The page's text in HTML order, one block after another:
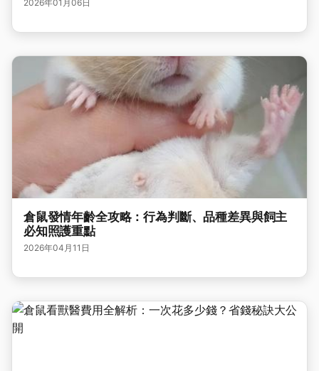
2026年01月06日
倉鼠發情年齡全攻略：行為判斷、品種差異與飼主
必知照護重點
2026年04月11日